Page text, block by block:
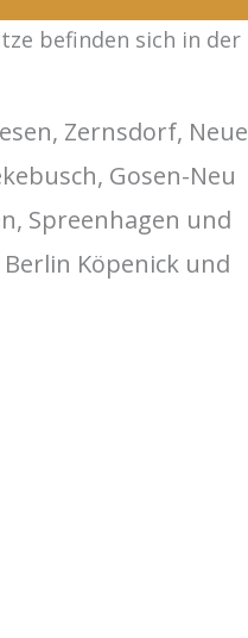
befinden sich in der
Zernsdorf, Neue
Gosen-Neu
Spreenhagen und
Köpenick und